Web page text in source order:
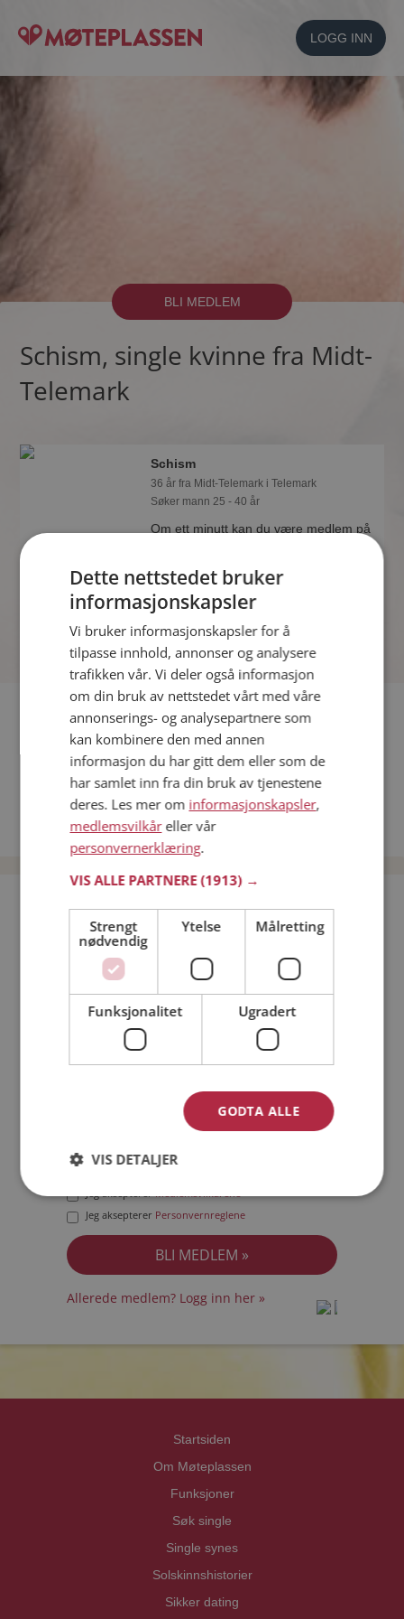
LOGG INN
BLI MEDLEM
Schism, single kvinne fra Midt-
Telemark
Schism
36 år fra Midt-Telemark i Telemark
Søker mann 25 - 40 år
Om ett minutt kan du være medlem på
lettere å finne kjærligheten på nettet!
Fler single
Flere singlekvinner fra Midt-Telemark:Emmy,Agga,
Menn fra Midt-Telemark
Date kvinner i Norge
Date menn i Norge
Bli medlem gratis!
Jeg er en: Mann Kvinne
Min alder:
Jeg akseptererMedlemsvilkårene
Jeg aksepterer Personvernreglene
Allerede medlem? Logg inn her »
Startsiden
Om Møteplassen
Funksjoner
Søk single
Single synes
Solskinnshistorier
Sikker dating
Dette nettstedet bruker
informasjonskapsler
Vi bruker informasjonskapsler for å
tilpasse innhold, annonser og analysere
trafikken vår. Vi deler også informasjon
om din bruk av nettstedet vårt med våre
annonserings- og analysepartnere som
kan kombinere den med annen
informasjon du har gitt dem eller som de
har samlet inn fra din bruk av tjenestene
deres. Les mer om informasjonskapsler,
medlemsvilkåreller vår
personvernerklæring.
VIS ALLE PARTNERE(1913) →
Strengt
nødvendig
Ytelse Målretting
Funksjonalitet Ugradert
GODTA ALLE
VIS DETALJER